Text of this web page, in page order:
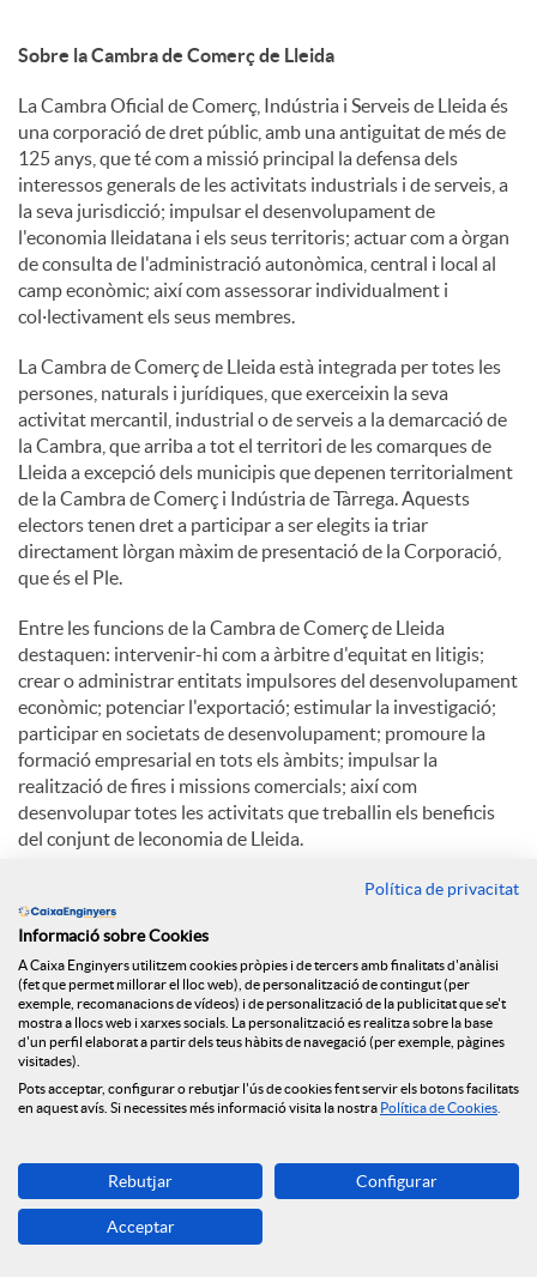
Sobre la Cambra de Comerç de Lleida
La Cambra Oficial de Comerç, Indústria i Serveis de Lleida és
una corporació de dret públic, amb una antiguitat de més de
125 anys, que té com a missió principal la defensa dels
interessos generals de les activitats industrials i de serveis, a
la seva jurisdicció; impulsar el desenvolupament de
l'economia lleidatana i els seus territoris; actuar com a òrgan
de consulta de l'administració autonòmica, central i local al
camp econòmic; així com assessorar individualment i
col·lectivament els seus membres.
La Cambra de Comerç de Lleida està integrada per totes les
persones, naturals i jurídiques, que exerceixin la seva
activitat mercantil, industrial o de serveis a la demarcació de
la Cambra, que arriba a tot el territori de les comarques de
Lleida a excepció dels municipis que depenen territorialment
de la Cambra de Comerç i Indústria de Tàrrega. Aquests
electors tenen dret a participar a ser elegits ia triar
directament lòrgan màxim de presentació de la Corporació,
que és el Ple.
Entre les funcions de la Cambra de Comerç de Lleida
destaquen: intervenir-hi com a àrbitre d'equitat en litigis;
crear o administrar entitats impulsores del desenvolupament
econòmic; potenciar l'exportació; estimular la investigació;
participar en societats de desenvolupament; promoure la
formació empresarial en tots els àmbits; impulsar la
realització de fires i missions comercials; així com
desenvolupar totes les activitats que treballin els beneficis
del conjunt de leconomia de Lleida.
internacionalització, la informació d'empreses, la innovació i
les TIC, la indústria, la legislació, el comerç i la creació
d'empreses.
C
m
Notícies relacionades
El Grup Caixa Enginyers consolida el seu model
Política de privacitat
Informació sobre Cookies
A Caixa Enginyers utilitzem cookies pròpies i de tercers amb finalitats d'anàlisi
(fet que permet millorar el lloc web), de personalització de contingut (per
exemple, recomanacions de vídeos) i de personalització de la publicitat que se't
mostra a llocs web i xarxes socials. La personalització es realitza sobre la base
d'un perfil elaborat a partir dels teus hàbits de navegació (per exemple, pàgines
visitades).
Pots acceptar, configurar o rebutjar l'ús de cookies fent servir els botons facilitats
en aquest avís. Si necessites més informació visita la nostra Política de Cookies
Rebutjar Configurar
Acceptar